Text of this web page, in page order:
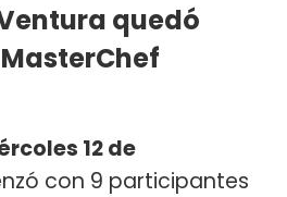
quedó
12 de
con 9 participantes